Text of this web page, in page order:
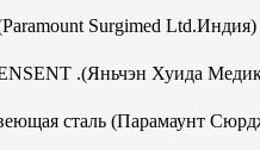
Surgimed Ltd.Индия)
.(Яньчэн Хуида
сталь (Парамаунт